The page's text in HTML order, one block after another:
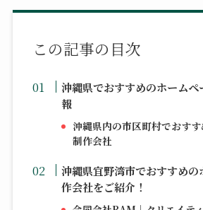
この記事の目次
沖縄県でおすすめのホームペ
報
沖縄県内の市区町村でおす
制作会社
沖縄県宜野湾市でおすすめの
作会社をご紹介！